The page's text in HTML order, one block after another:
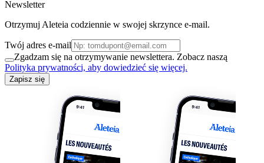
Newsletter
Otrzymuj Aleteia codziennie w swojej skrzynce e-mail.
Twój adres e-mail
Zgadzam się na otrzymywanie newslettera. Zobacz naszą
Polityka prywatności, aby dowiedzieć się więcej.
Zapisz się